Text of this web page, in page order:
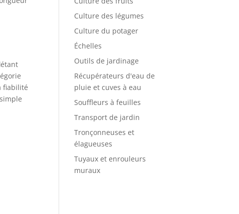
fiabilité
Culture des légumes
Culture du potager
Échelles
Outils de jardinage
Récupérateurs d'eau de
pluie et cuves à eau
Souffleurs à feuilles
Transport de jardin
Tronçonneuses et
élagueuses
Tuyaux et enrouleurs
muraux